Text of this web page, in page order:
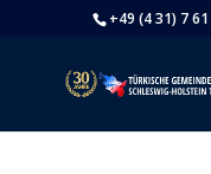
+49 (4 31) 7